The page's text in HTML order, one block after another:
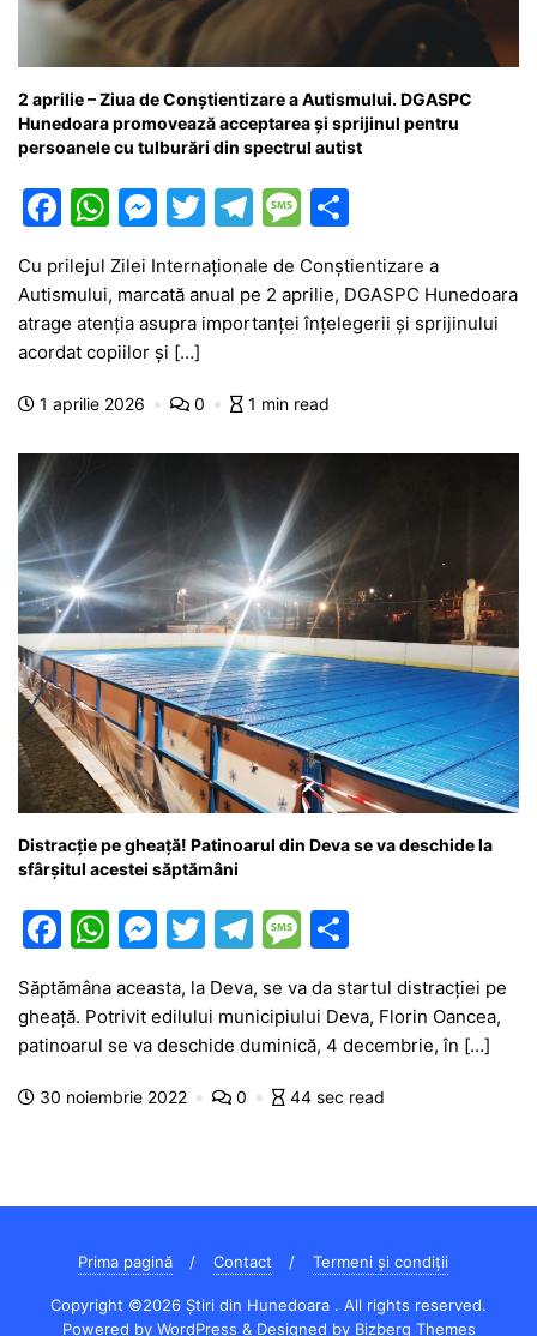
2 aprilie – Ziua de Conștientizare a Autismului. DGASPC
Hunedoara promovează acceptarea și sprijinul pentru
persoanele cu tulburări din spectrul autist
F
a
c
e
b
o
W
h
at
s
A
p
M
s
s
e
n
T
w
itt
er
T
e
gr
m
M
s
s
g
ar
ta
je
Cu prilejul Zilei Internaționale de Conștientizare a
Autismului, marcată anual pe 2 aprilie, DGASPC Hunedoara
atrage atenția asupra importanței înțelegerii și sprijinului
acordat copiilor și […]
1 aprilie 2026 0 1 min read
Distracție pe gheață! Patinoarul din Deva se va deschide la
sfârșitul acestei săptămâni
F
c
e
b
o
k
W
at
s
A
p
M
s
s
e
er
T
itt
er
T
e
gr
a
m
M
s
s
a
g
ta
je
a
z
Săptămâna aceasta, la Deva, se va da startul distracției pe
gheață. Potrivit edilului municipiului Deva, Florin Oancea,
patinoarul se va deschide duminică, 4 decembrie, în […]
30 noiembrie 2022 0 44 sec read
Prima pagină Contact Termeni și condiții
Copyright ©2026 Știri din Hunedoara . All rights reserved.
Powered by WordPress & Designed by Bizberg Themes